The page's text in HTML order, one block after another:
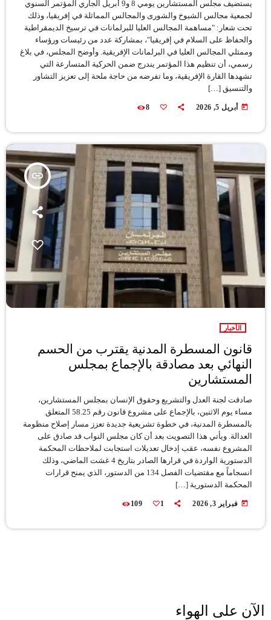
يستضيف مجلس المستشارين يومي 8 و9 أبريل الجاري المؤتمر السنوي
لجمعية مجالس الشيوخ والشورى والمجالس المماثلة في إفريقيا، وذلك
تحت شعار: "مساهمة المجالس العليا للبرلمانات في ترسيخ الديمقراطية
والحفاظ على السلام في إفريقيا"، بمشاركة عدد من رئيسات ورؤساء
وممثلي المجالس العليا في البرلمانات الإفريقية. وأوضح المجلس، في بلاغ
رسمي، أن تنظيم هذا المؤتمر يندرج ضمن الحركية المتسارعة التي
تشهدها القارة الإفريقية، وما تفرضه من حاجة ملحة إلى تعزيز التشاور
والتنسيق […]
today أبريل 5, 2026 8
insert_link
الأخبار
قانون المسطرة المدنية يقترب من الحسم
النهائي بعد مصادقة بالإجماع بمجلس
المستشارين
صادقت لجنة العدل والتشريع وحقوق الإنسان بمجلس المستشارين،
مساء يوم الاثنين، بالإجماع على مشروع قانون رقم 58.25 المتعلق
بالمسطرة المدنية، في خطوة تشريعية جديدة تعزز مسار إصلاح منظومة
العدالة. ويأتي هذا التصويت بعد أن كان مجلس النواب قد صادق على
المشروع نفسه، عقب إدخال تعديلات استجابت لملاحظات المحكمة
الدستورية الواردة في قرارها الصادر بتاريخ 4 غشت الماضي، وذلك
انسجاماً مع مقتضيات الفصل 134 من الدستور، الذي يمنح قرارات
المحكمة الدستورية […]
today فبراير 3, 2026 109 1
الآن على الهواء